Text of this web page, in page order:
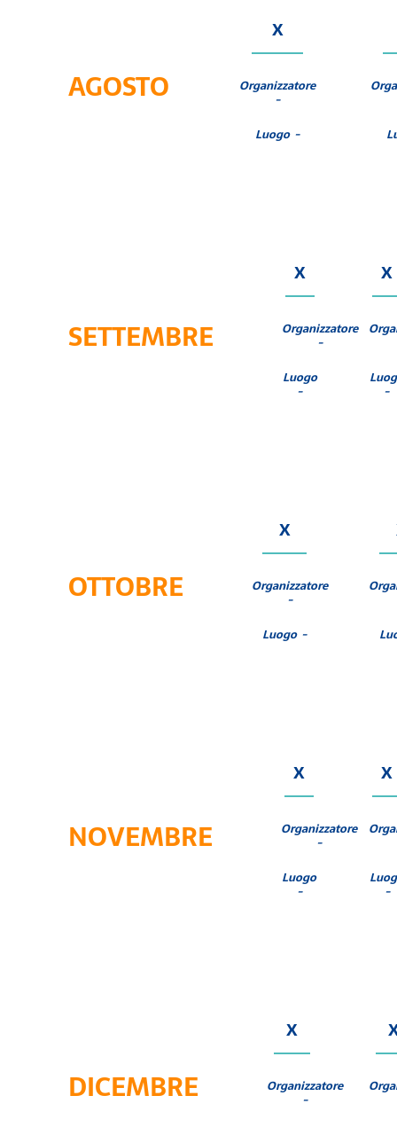
AGOSTO
X
Organizzatore
-
Luogo -
SETTEMBRE
X
Organizzatore
-
Luogo
-
X
-
OTTOBRE
X
Organizzatore
-
Luogo -
NOVEMBRE
X
Organizzatore
-
Luogo
-
X
-
DICEMBRE
X
Organizzatore
-